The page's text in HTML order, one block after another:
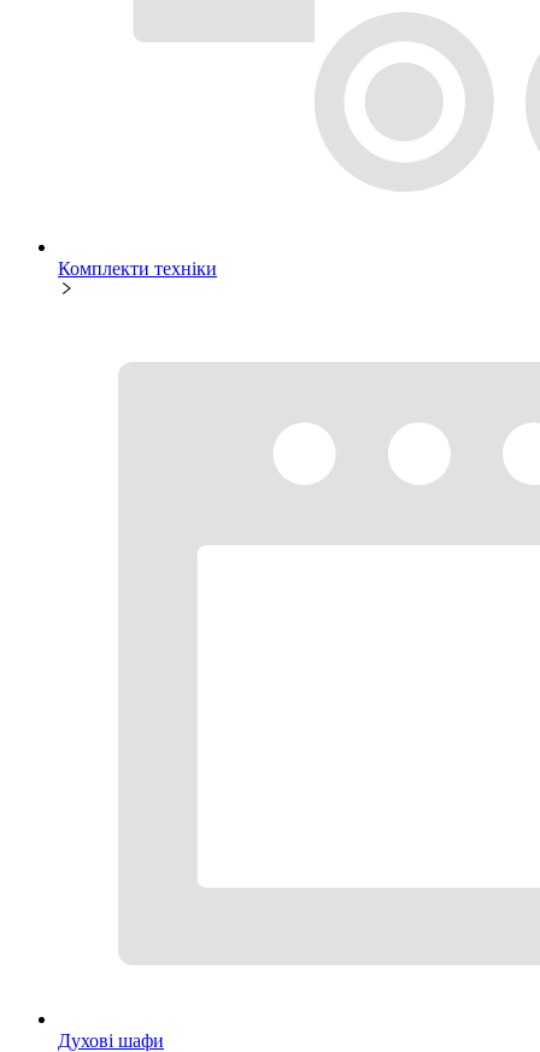
Комплекти техніки
Духові шафи